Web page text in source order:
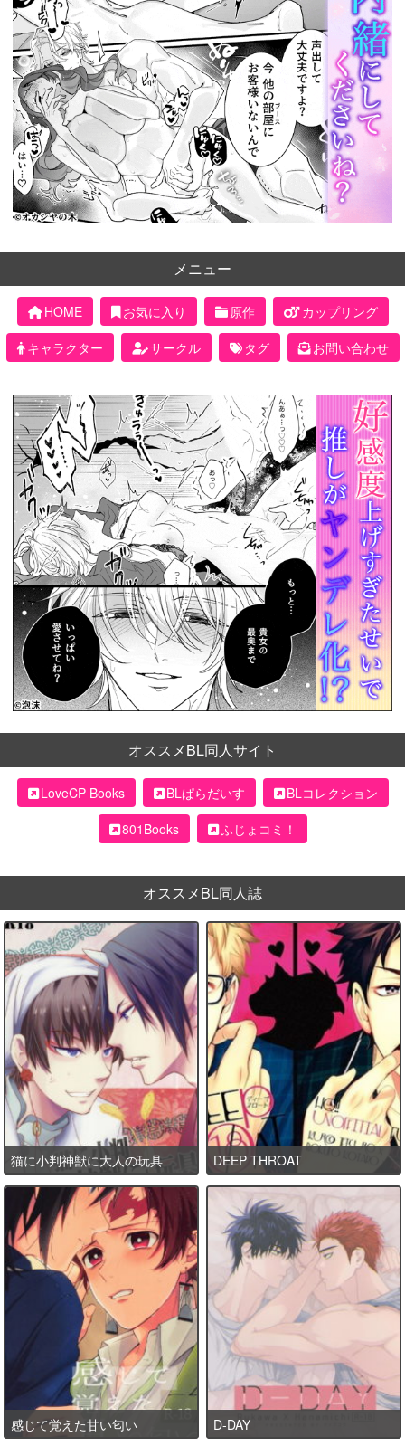
メニュー
HOME お気に入り 原作
カップリング
キャラクター
サークル タグ お問い合わせ
オススメBL同人サイト
LoveCP Books BLぱらだいす
BLコレクション
801Books
ふじょコミ！
オススメBL同人誌
猫に小判神獣に大人の玩具 DEEP THROAT
感じて覚えた甘い匂い D-DAY